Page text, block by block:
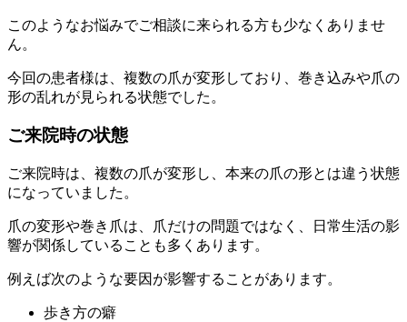
このようなお悩みでご相談に来られる方も少なくありませ
ん。
今回の患者様は、複数の爪が変形しており、巻き込みや爪の
形の乱れが見られる状態でした。
ご来院時の状態
ご来院時は、複数の爪が変形し、本来の爪の形とは違う状態
になっていました。
爪の変形や巻き爪は、爪だけの問題ではなく、日常生活の影
響が関係していることも多くあります。
例えば次のような要因が影響することがあります。
歩き方の癖